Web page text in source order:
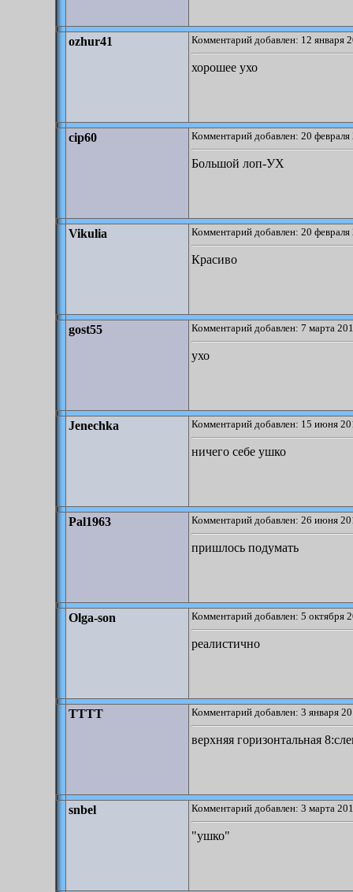
ozhur41 Комментарий добавлен: 12 января
хорошее ухо
cip60 Комментарий добавлен: 20
Большой лоп-УХ
Vikulia Комментарий добавлен: 20
Красиво
gost55 Комментарий добавлен: 7 марта
ухо
Jenechka Комментарий добавлен: 15 июня
ничего себе ушко
Pal1963 Комментарий добавлен: 26 июня
пришлось подумать
Olga-son Комментарий добавлен: 5 октября
реалистично
TTTT Комментарий добавлен: 3 января
верхняя горизонтальная
snbel Комментарий добавлен: 3 марта
"ушко"